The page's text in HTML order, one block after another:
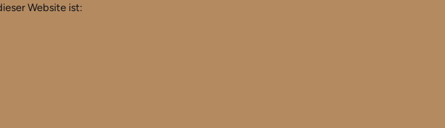
Website ist: